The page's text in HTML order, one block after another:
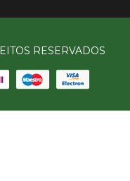
RESERVADOS